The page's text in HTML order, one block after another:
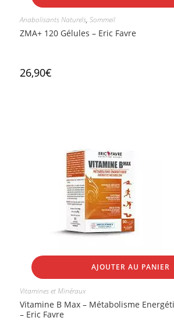
Anabolisants Naturels, Sommeil
ZMA+ 120 Gélules – Eric Favre
26,90€
AJOUTER AU PANIER
Vitamines et Minéraux
Vitamine B Max – Métabolisme
– Eric Favre